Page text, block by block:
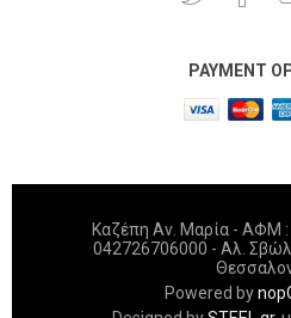
PAYMENT
Καζέπη Αν. Μαρία - ΑΦΜ
042726706000 - Αλ.
Powered by